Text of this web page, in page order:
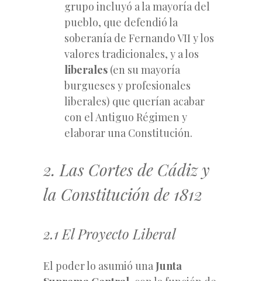
grupo incluyó a la mayoría del
pueblo, que defendió la
soberanía de Fernando VII y los
valores tradicionales, y a los
liberales (en su mayoría
burgueses y profesionales
liberales) que querían acabar
con el Antiguo Régimen y
elaborar una Constitución.
2. Las Cortes de Cádiz y
la Constitución de 1812
2.1 El Proyecto Liberal
El poder lo asumió una Junta